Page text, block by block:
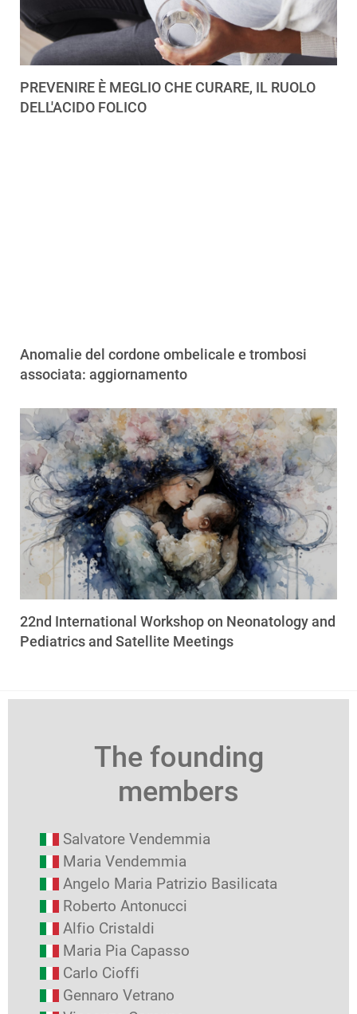
PREVENIRE È MEGLIO CHE CURARE, IL RUOLO
DELL'ACIDO FOLICO
Anomalie del cordone ombelicale e trombosi
associata: aggiornamento
22nd International Workshop on Neonatology and
Pediatrics and Satellite Meetings
The founding
members
Salvatore Vendemmia
Maria Vendemmia
Angelo Maria Patrizio Basilicata
Roberto Antonucci
Alfio Cristaldi
Maria Pia Capasso
Carlo Cioffi
Gennaro Vetrano